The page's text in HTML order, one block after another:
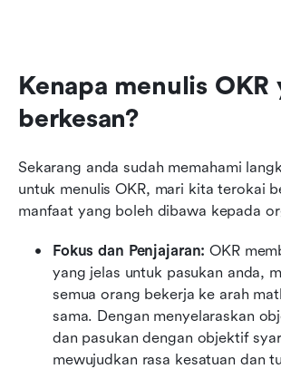
Kenapa menulis OKR
berkesan?
Sekarang anda sudah memahami
untuk menulis OKR, mari kita terokai
manfaat yang boleh dibawa kepada
Fokus dan Penjajaran: OKR
yang jelas untuk pasukan anda,
semua orang bekerja ke arah
sama. Dengan menyelaraskan
dan pasukan dengan objektif
mewujudkan rasa kesatuan dan